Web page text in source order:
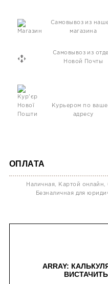
Самовывоз из
магазина
Самовывоз из
Новой Почты
Курьером по
адресу
ОПЛАТА
Наличная, Картой онлайн,
Безналичная для
ARRAY: